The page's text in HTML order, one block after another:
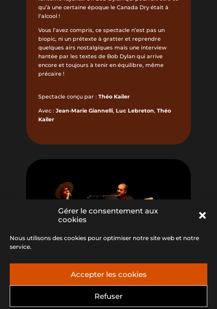
Gérer le consentement aux
cookies
Nous utilisons des cookies pour optimiser notre site web et notre
service.
Accepter les cookies
Refuser
qu’à une certaine époque le Canada Dry était à
l’alcool !
Vous l’avez compris, ce spectacle n’est pas un
biopic, ni un prétexte à gratter et reprendre
quelques airs nostalgiques mais une interview
hantée par les textes de Bob Dylan qui arrive
encore et toujours à tenir en équilibre, même
précaire !
Spectacle conçu par : Théo Kailer
Avec : Jean-Marie Giannelli, Luc Lebreton, Théo
Kailer